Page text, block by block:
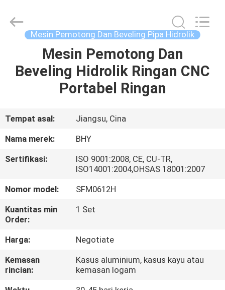
RUMAH
TENTANG
KAMI
TUR
PABRIK
KONTROL
KUALITAS
PETA
SITUS
Engineering
Material
Technology(Suzhou)Co.,Mesin Pemotong Dan Beveling Pipa Hidrolik
Mesin Pemotong Dan
Beveling Hidrolik Ringan CNC
Portabel Ringan
Tempat asal:
Jiangsu, Cina
Nama merek:
BHY
Sertifikasi:
ISO 9001:2008, CE, CU-TR,
ISO14001:2004,OHSAS 18001:2007
Nomor model:
SFM0612H
Kuantitas min
Order:
1 Set
Harga:
Negotiate
Kemasan
rincian:
Kasus aluminium, kasus kayu atau
kemasan logam